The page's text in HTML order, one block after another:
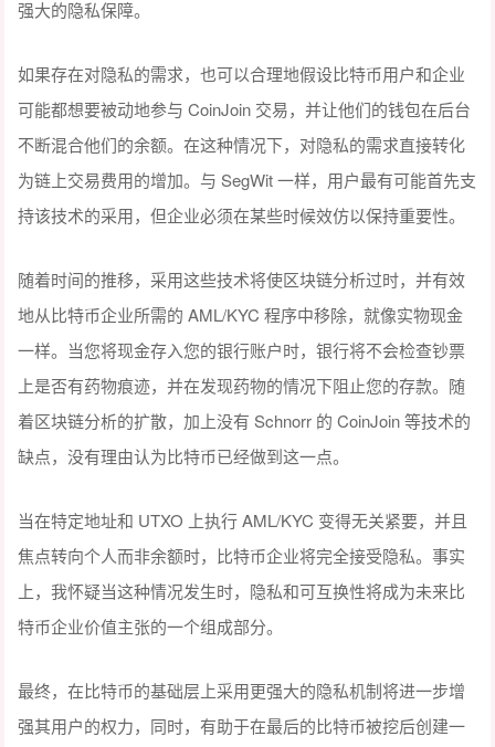
强大的隐私保障。
如果存在对隐私的需求，也可以合理地假设比特币用户和企业
可能都想要被动地参与 CoinJoin 交易，并让他们的钱包在后台
不断混合他们的余额。在这种情况下，对隐私的需求直接转化
为链上交易费用的增加。与 SegWit 一样，用户最有可能首先支
持该技术的采用，但企业必须在某些时候效仿以保持重要性。
随着时间的推移，采用这些技术将使区块链分析过时，并有效
地从比特币企业所需的 AML/KYC 程序中移除，就像实物现金
一样。当您将现金存入您的银行账户时，银行将不会检查钞票
上是否有药物痕迹，并在发现药物的情况下阻止您的存款。随
着区块链分析的扩散，加上没有 Schnorr 的 CoinJoin 等技术的
缺点，没有理由认为比特币已经做到这一点。
当在特定地址和 UTXO 上执行 AML/KYC 变得无关紧要，并且
焦点转向个人而非余额时，比特币企业将完全接受隐私。事实
上，我怀疑当这种情况发生时，隐私和可互换性将成为未来比
特币企业价值主张的一个组成部分。
最终，在比特币的基础层上采用更强大的隐私机制将进一步增
强其用户的权力，同时，有助于在最后的比特币被挖后创建一